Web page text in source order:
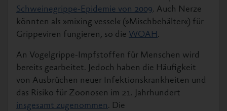
Schweinegrippe-Epidemie von 2009. Auch Nerze
könnten als »mixing vessel« (»Mischbehälter«) für
Grippeviren fungieren, so die WOAH.
An Vogelgrippe-Impfstoffen für Menschen wird
bereits gearbeitet. Jedoch haben die Häufigkeit
von Ausbrüchen neuer Infektionskrankheiten und
das Risiko für Zoonosen im 21. Jahrhundert
insgesamt zugenommen. Die